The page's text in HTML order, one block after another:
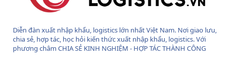
Diễn đàn xuất nhập khẩu, logistics lớn nhất Việt Nam. Nơi giao lưu,
chia sẻ, hợp tác, học hỏi kiến thức xuất nhập khẩu, logistics. Với
phương châm CHIA SẺ KINH NGHIỆM - HỢP TÁC THÀNH CÔNG